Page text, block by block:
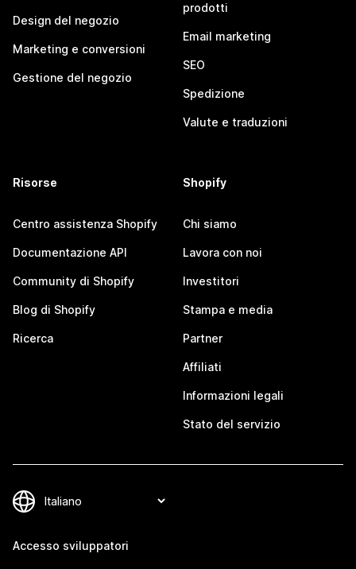
Design del negozio
Marketing e conversioni
Gestione del negozio
prodotti
Email marketing
SEO
Spedizione
Valute e traduzioni
Risorse
Centro assistenza Shopify
Documentazione API
Community di Shopify
Blog di Shopify
Ricerca
Shopify
Chi siamo
Lavora con noi
Investitori
Stampa e media
Partner
Affiliati
Informazioni legali
Stato del servizio
Accesso sviluppatori